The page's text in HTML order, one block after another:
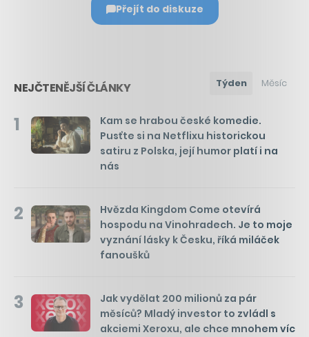
Přejít do diskuze
NEJČTENĚJŠÍ ČLÁNKY Týden Měsíc
1
Kam se hrabou české komedie.
Pusťte si na Netflixu historickou
satiru z Polska, její humor platí i na
nás
2
Hvězda Kingdom Come otevírá
hospodu na Vinohradech. Je to moje
vyznání lásky k Česku, říká miláček
fanoušků
3
Jak vydělat 200 milionů za pár
měsíců? Mladý investor to zvládl s
akciemi Xeroxu, ale chce mnohem víc